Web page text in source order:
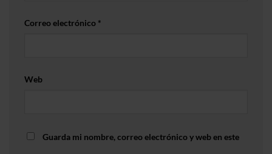
Correo electrónico *
Web
Guarda mi nombre, correo electrónico y web en este